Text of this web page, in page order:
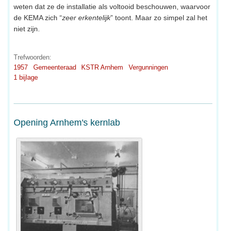
weten dat ze de installatie als voltooid beschouwen, waarvoor
de KEMA zich “zeer erkentelijk” toont. Maar zo simpel zal het
niet zijn.
Trefwoorden:
1957
Gemeenteraad KSTR Arnhem
Vergunningen
1 bijlage
Opening Arnhem's kernlab